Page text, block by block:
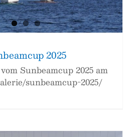
2025
Sunbeamcup 2025 am
sunbeamcup-2025/